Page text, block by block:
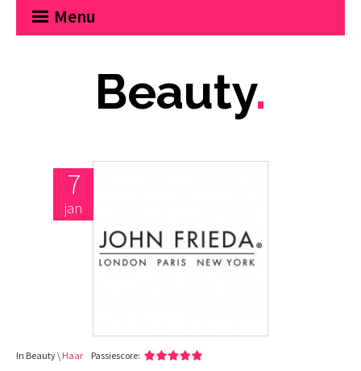
Menu
Beauty.
7
jan
In Beauty \ Haar Passiescore: